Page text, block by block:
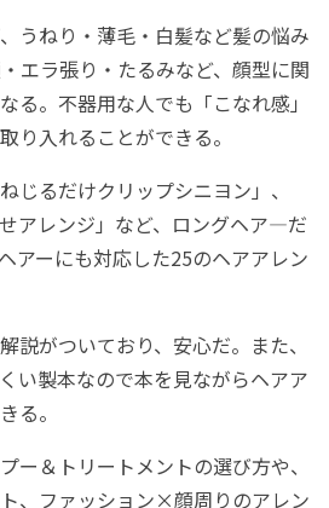
うねり・薄毛・白髪など髪の悩み
エラ張り・たるみなど、顔型に関
る。不器用な人でも「こなれ感」
り入れることができる。
じるだけクリップシニヨン」、
アレンジ」など、ロングヘア―だ
アーにも対応した25のヘアアレン
説がついており、安心だ。また、
い製本なので本を見ながらヘアア
る。
ー＆トリートメントの選び方や、
、ファッション×顔周りのアレン